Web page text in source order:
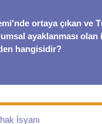
ortaya çıkan ve
ayaklanması olan
hangisidir?
İsyanı